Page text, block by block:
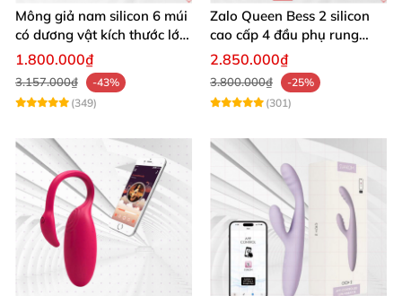
Mông giả nam silicon 6 múi
có dương vật kích thước lớn
cực thật
1.800.000₫
3.157.000₫
-43%
(349)
Zalo Queen Bess 2 silicon
cao cấp 4 đầu phụ rung
nhiệt đa điểm
2.850.000₫
3.800.000₫
-25%
(301)